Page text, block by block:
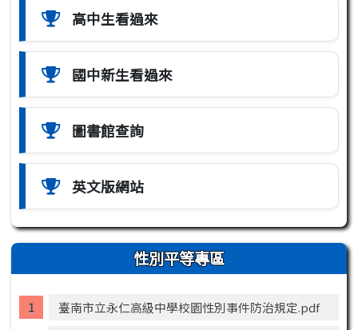
高中生看過來
國中新生看過來
圖書館查詢
英文版網站
性別平等專區
臺南市立永仁高級中學校園性別事件防治規定.pdf